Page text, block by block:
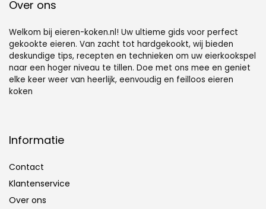
Over ons
Welkom bij eieren-koken.nl! Uw ultieme gids voor perfect
gekookte eieren. Van zacht tot hardgekookt, wij bieden
deskundige tips, recepten en technieken om uw eierkookspel
naar een hoger niveau te tillen. Doe met ons mee en geniet
elke keer weer van heerlijk, eenvoudig en feilloos eieren
koken
Informatie
Contact
Klantenservice
Over ons